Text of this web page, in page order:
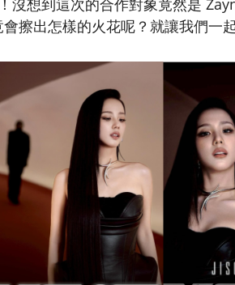
擦出怎樣的火花呢？就讓我們一